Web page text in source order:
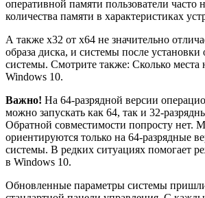
оперативной памяти пользователи часто
количества памяти в характеристиках
А также x32 от x64 не значительно
образа диска, и системы после
системы. Смотрите также: Сколько места
Windows 10.
Важно! На 64-разрядной версии
можно запускать как 64, так и 32-
Обратной совместимости попросту нет.
ориентируются только на 64-разрядные
системы. В редких ситуациях помогает
в Windows 10.
Обновленные параметры системы